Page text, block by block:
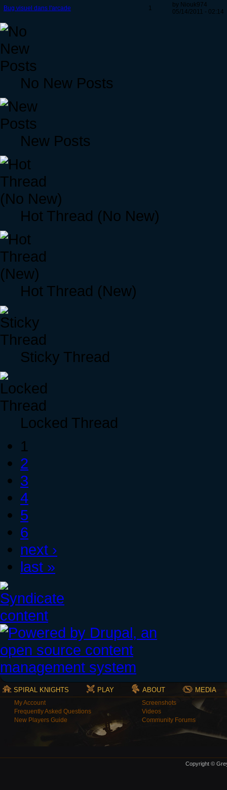
Bug visuel dans l'arcade
1
by Niouk974
05/14/2011 - 02:14
No New Posts
New Posts
Hot Thread (No New)
Hot Thread (New)
Sticky Thread
Locked Thread
1
2
3
4
5
6
next ›
last »
SPIRAL KNIGHTS PLAY ABOUT MEDIA
My Account
Frequently Asked Questions
New Players Guide
Screenshots
Videos
Community Forums
Copyright ©